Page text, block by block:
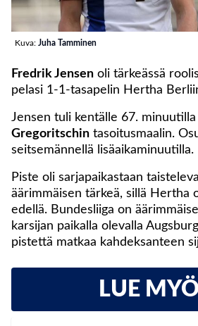
Kuva: Juha Tamminen
Fredrik Jensen oli tärkeässä
pelasi 1-1-tasapelin Hertha
Jensen tuli kentälle 67.
Gregoritschin tasoitusmaalin.
seitsemännellä lisäaikaminuutilla.
Piste oli sarjapaikastaan
äärimmäisen tärkeä, sillä Hertha
edellä. Bundesliiga on
karsijan paikalla olevalla
pistettä matkaa kahdeksanteen
LUE